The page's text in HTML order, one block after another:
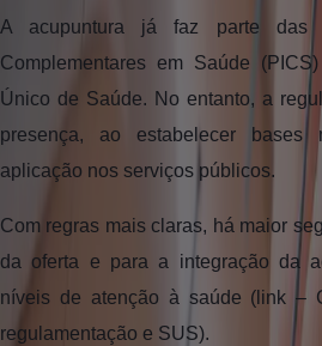
A acupuntura já faz parte das
Complementares em Saúde
Único de Saúde. No entanto, a
presença, ao estabelecer
aplicação nos serviços públicos.
Com regras mais claras, há maior
da oferta e para a integração da
níveis de atenção à saúde (link –
regulamentação e SUS).